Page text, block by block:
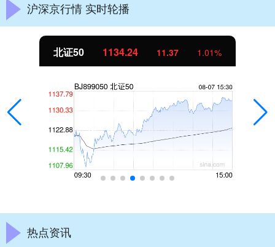
沪深京行情 实时轮播
北证50 1134.24 11.37 1.01%
热点资讯